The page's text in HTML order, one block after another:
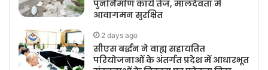
पुनर्निर्माण कार्य तेज, मालदेवता में
आवागमन सुरक्षित
2 days ago
सीएस बर्द्धन ने वाह्य सहायतित
परियोजनाओं के अंतर्गत प्रदेश में आधारभूत